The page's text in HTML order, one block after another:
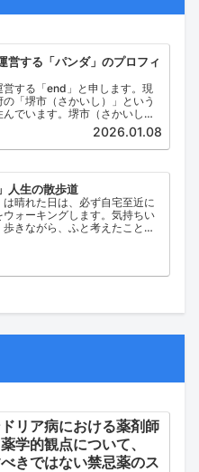
営する「パンダ」のプロフィ
営する「end」と申します。現
の「堺市（さかいし）」という
んでいます。堺市（さかいし）
の泉北地域にある政令指定都市
は大阪市に次いで人口が多い都
2026.01.08
人生の散歩道
は晴れた日は、必ず自宅至近に
ウォーキングします。気持ちい
歩きながら、ふと考えたこと。
リア病における薬剤師
学的観点について、
べきではない禁忌薬のス